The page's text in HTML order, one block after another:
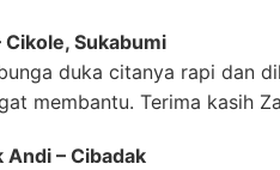
Cikole, Sukabumi
duka citanya rapi dan
membantu. Terima kasih
Andi – Cibadak